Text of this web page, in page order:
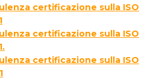
certificazione sulla ISO
certificazione sulla ISO
certificazione sulla ISO